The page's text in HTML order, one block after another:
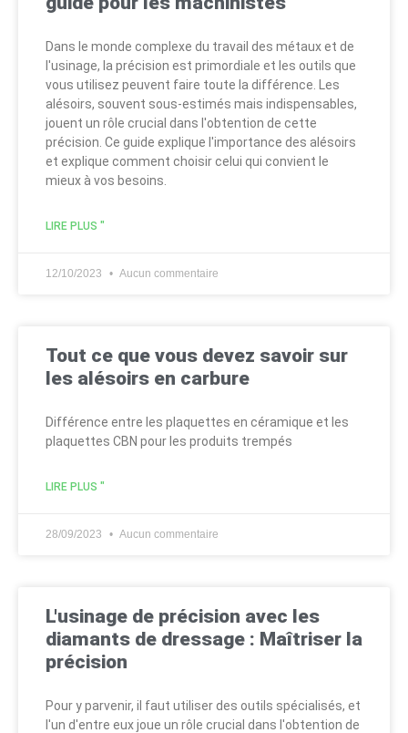
Dans le monde complexe du travail des métaux et de
l'usinage, la précision est primordiale et les outils que
vous utilisez peuvent faire toute la différence. Les
alésoirs, souvent sous-estimés mais indispensables,
jouent un rôle crucial dans l'obtention de cette
précision. Ce guide explique l'importance des alésoirs
et explique comment choisir celui qui convient le
mieux à vos besoins.
LIRE PLUS "
12/10/2023 Aucun commentaire
Tout ce que vous devez savoir sur
les alésoirs en carbure
Différence entre les plaquettes en céramique et les
plaquettes CBN pour les produits trempés
LIRE PLUS "
28/09/2023 Aucun commentaire
L'usinage de précision avec les
diamants de dressage : Maîtriser la
précision
Pour y parvenir, il faut utiliser des outils spécialisés, et
l'un d'entre eux joue un rôle crucial dans l'obtention de